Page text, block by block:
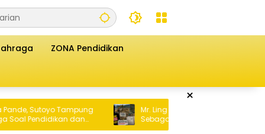
ZONA Pendidikan
×
Tampung
dan
Serahkan
Mr. Ling Diduga Jadikan IPR Blok 6
Sebagai Tameng Aktivitas Tambang di
Luar Koordinat